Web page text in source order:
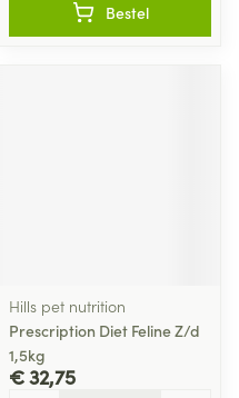
Bestel
Hills pet nutrition
Prescription Diet Feline Z/d
1,5kg
€ 32,75